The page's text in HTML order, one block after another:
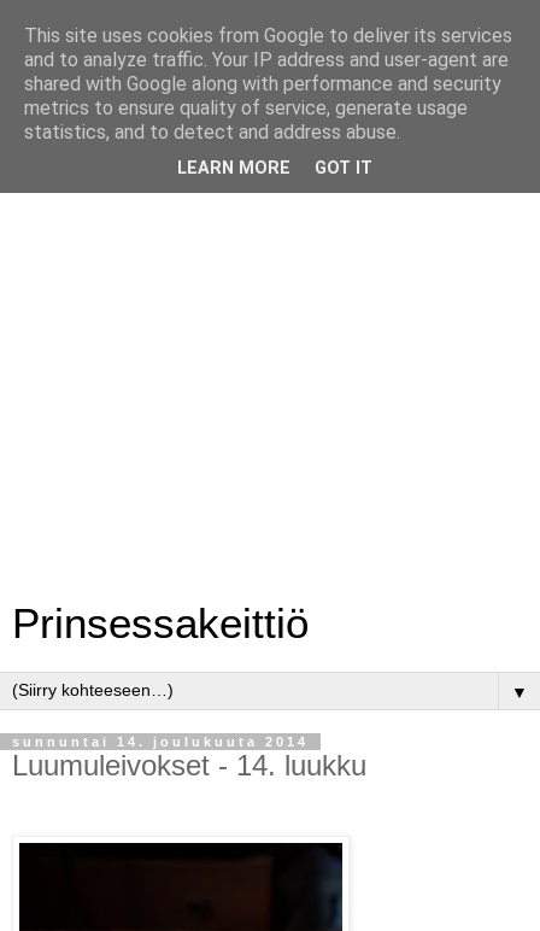
Prinsessakeittiö
▼
sunnuntai 14. joulukuuta 2014
Luumuleivokset - 14. luukku
This site uses cookies from Google to deliver its services
and to analyze traffic. Your IP address and user-agent are
shared with Google along with performance and security
metrics to ensure quality of service, generate usage
statistics, and to detect and address abuse.
LEARN MORE GOT IT